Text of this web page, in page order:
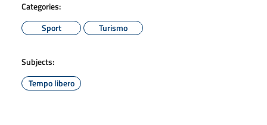
Categories:
Sport
Turismo
Subjects:
Tempo libero